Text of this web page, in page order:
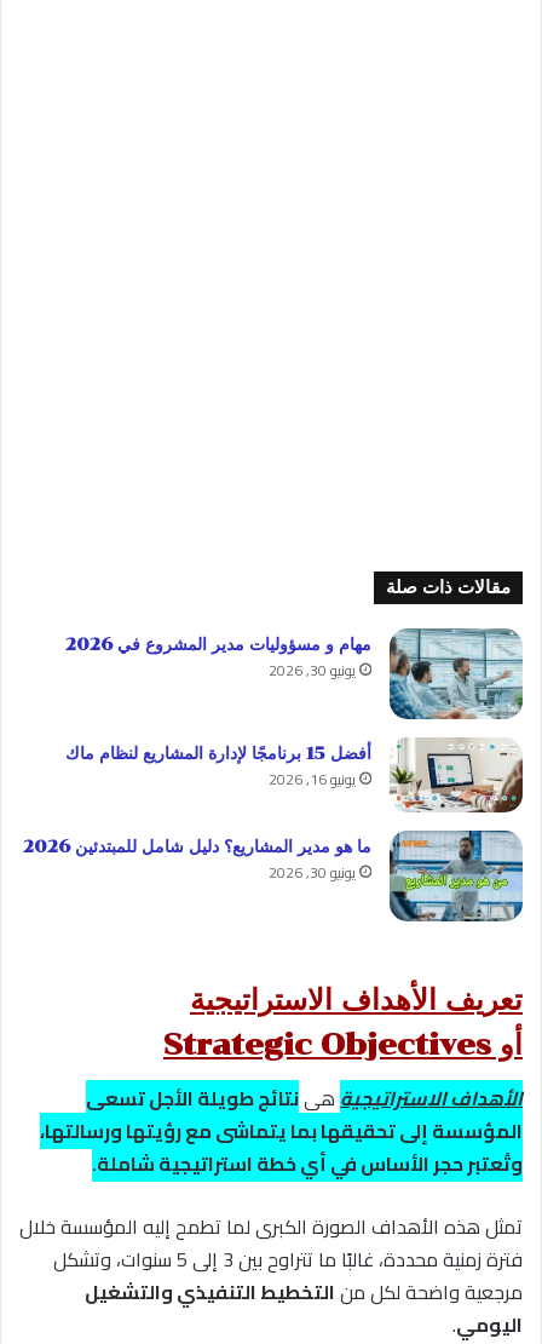
مقالات ذات صلة
مهام و مسؤوليات مدير المشروع في 2026
يونيو 30, 2026
أفضل 15 برنامجًا لإدارة المشاريع لنظام ماك
يونيو 16, 2026
ما هو مدير المشاريع؟ دليل شامل للمبتدئين 2026
يونيو 30, 2026
تعريف الأهداف الاستراتيجية
أو Strategic Objectives
الأهداف الاستراتيجيةهينتائج طويلة الأجل تسعى
المؤسسة إلى تحقيقها بما يتماشى مع رؤيتها ورسالتها،
وتُعتبر حجر الأساس في أي خطة استراتيجية شاملة.
تمثل هذه الأهداف الصورة الكبرى لما تطمح إليه المؤسسة خلال
فترة زمنية محددة، غالبًا ما تتراوح بين 3 إلى 5 سنوات، وتشكل
مرجعية واضحة لكل منالتخطيط التنفيذي والتشغيل
اليومي.